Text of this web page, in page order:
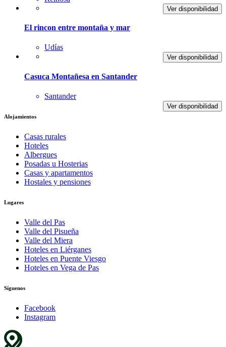
Ver disponibilidad
El rincon entre montaña y mar
Udías
Ver disponibilidad
Casuca Montañesa en Santander
Santander
Ver disponibilidad
Alojamientos
Casas rurales
Hoteles
Albergues
Posadas u Hosterias
Casas y apartamentos
Hostales y pensiones
Lugares
Valle del Pas
Valle del Pisueña
Valle del Miera
Hoteles en Liérganes
Hoteles en Puente Viesgo
Hoteles en Vega de Pas
Síguenos
Facebook
Instagram